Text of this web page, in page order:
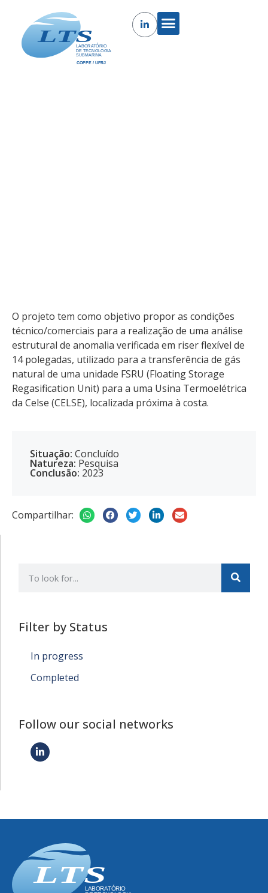
O projeto tem como objetivo propor as condições
técnico/comerciais para a realização de uma análise
estrutural de anomalia verificada em riser flexível de
14 polegadas, utilizado para a transferência de gás
natural de uma unidade FSRU (Floating Storage
Regasification Unit) para a uma Usina Termoelétrica
da Celse (CELSE), localizada próxima à costa.
Situação: Concluído
Natureza: Pesquisa
Conclusão: 2023
Compartilhar:
Filter by Status
In progress
Completed
Follow our social networks